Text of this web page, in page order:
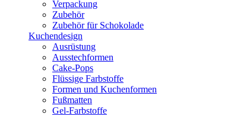
Verpackung
Zubehör
Zubehör für Schokolade
Kuchendesign
Ausrüstung
Ausstechformen
Cake-Pops
Flüssige Farbstoffe
Formen und Kuchenformen
Fußmatten
Gel-Farbstoffe